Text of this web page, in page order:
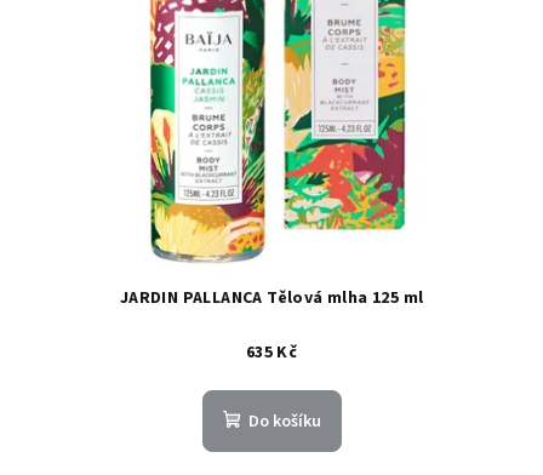
JARDIN PALLANCA Tělová mlha 125 ml
635 Kč
Do košíku